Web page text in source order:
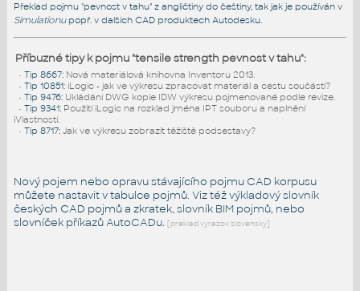
Překlad pojmu "pevnost v tahu" z angličtiny do češtiny, tak jak je používán v
Simulationupopř. v dalších CAD produktech Autodesku.
Příbuzné tipy k pojmu "tensile strength pevnost v tahu":
• Tip 8667: Nová materiálová knihovna Inventoru 2013.
• Tip 10851: iLogic - jak ve výkresu zpracovat materiál a cestu součásti?
• Tip 9476: Ukládání DWG kopie IDW výkresu pojmenované podle revize.
• Tip 9341: Použití iLogic na rozklad jména IPT souboru a naplnění
iVlastností.
• Tip 8717: Jak ve výkresu zobrazit těžiště podsestavy?
Nový pojem nebo opravu stávajícího pojmu CAD korpusu
můžete nastavit v tabulce pojmů. Viz téžvýkladový slovník
českých CAD pojmů a zkratek,slovník BIM pojmů, nebo
slovníček příkazů AutoCADu. [preklad vyrazov slovensky]